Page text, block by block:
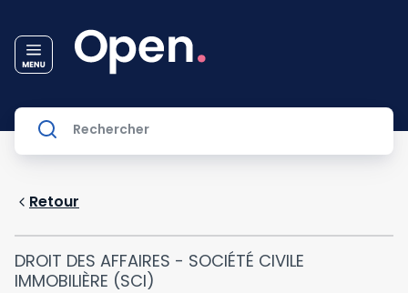
Retour
DROIT DES AFFAIRES - SOCIÉTÉ CIVILE
IMMOBILIÈRE (SCI)